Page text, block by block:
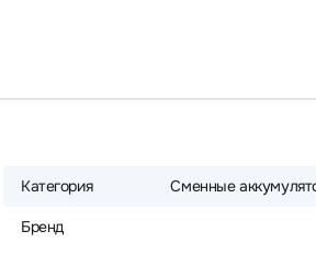
Категория Сменные
Бренд